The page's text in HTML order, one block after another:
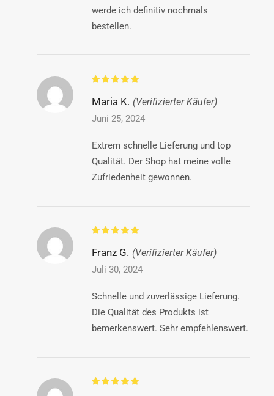
werde ich definitiv nochmals
bestellen.
Maria K. (Verifizierter Käufer)
Juni 25, 2024
Extrem schnelle Lieferung und top
Qualität. Der Shop hat meine volle
Zufriedenheit gewonnen.
Franz G. (Verifizierter Käufer)
Juli 30, 2024
Schnelle und zuverlässige Lieferung.
Die Qualität des Produkts ist
bemerkenswert. Sehr empfehlenswert.